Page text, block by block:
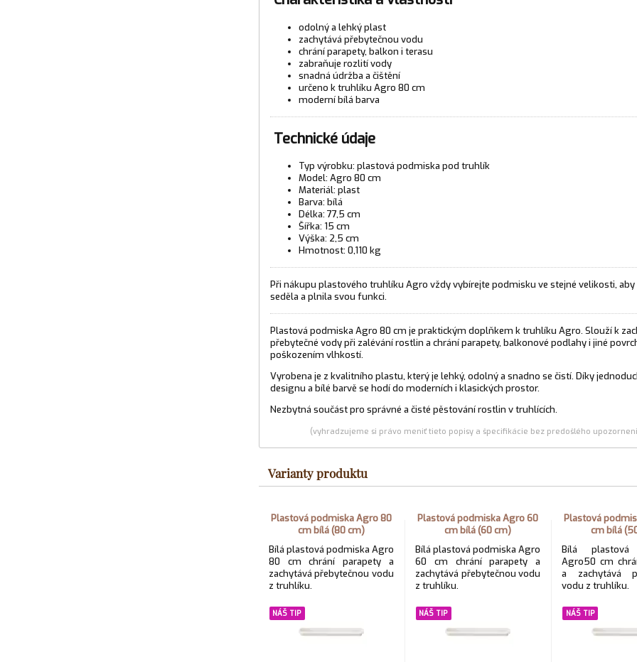
odolný a lehký plast
zachytává přebytečnou vodu
chrání parapety, balkon i terasu
zabraňuje rozlití vody
snadná údržba a čištění
určeno k truhlíku Agro 80 cm
moderní bílá barva
Technické údaje
Typ výrobku: plastová podmiska pod truhlík
Model: Agro 80 cm
Materiál: plast
Barva: bílá
Délka: 77,5 cm
Šířka: 15 cm
Výška: 2,5 cm
Hmotnost: 0,110 kg
Při nákupu plastového truhlíku Agro vždy vybírejte podmisku ve stejné velikosti, aby
seděla a plnila svou funkci.
Plastová podmiska Agro 80 cm je praktickým doplňkem k truhlíku Agro. Slouží k
přebytečné vody při zalévání rostlin a chrání parapety, balkonové podlahy i jiné
poškozením vlhkostí.
Vyrobena je z kvalitního plastu, který je lehký, odolný a snadno se čistí. Díky
designu a bílé barvě se hodí do moderních i klasických prostor.
Nezbytná součást pro správné a čisté pěstování rostlin v truhlících.
(vyhradzujeme si právo meniť tieto popisy a špecifikácie bez predošlého
Varianty produktu
Plastová podmiska Agro 80
cm bílá (80 cm)
Bílá plastová podmiska Agro
80 cm chrání parapety a
zachytává přebytečnou vodu
z truhlíku.
NÁŠ TIP
Plastová podmiska Agro 60
cm bílá (60 cm)
Bílá plastová podmiska Agro
60 cm chrání parapety a
zachytává přebytečnou vodu
z truhlíku.
NÁŠ TIP
Plastová
cm bílá
Bílá plastová
Agro50 cm
a zachytává
vodu z truhlíku.
NÁŠ TIP